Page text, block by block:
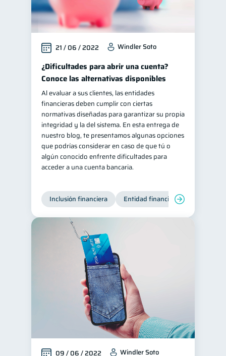
Finanzas Personales
Educación Financiera
Fraudes 1 Mipymes
inversiones
Salud mental 1 ahorro 1
Retiro 1 Doble sueldo 1
Gasto responsable 1
información financiera 1
21 / 06 / 2022 Windler Soto
¿Dificultades para abrir una cuenta?
Conoce las alternativas disponibles
Al evaluar a sus clientes, las entidades
financieras deben cumplir con ciertas
normativas diseñadas para garantizar su propia
integridad y la del sistema. En esta entrega de
nuestro blog, te presentamos algunas opciones
que podrías considerar en caso de que tú o
algún conocido enfrente dificultades para
acceder a una cuenta bancaria.
Inclusión financiera Entidad financiera
09 / 06 / 2022 Windler Soto